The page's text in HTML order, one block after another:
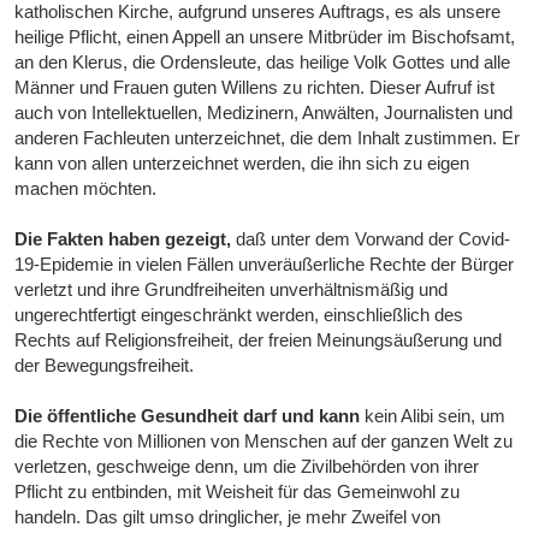
katholischen Kirche, aufgrund unseres Auftrags, es als unsere
heilige Pflicht, einen Appell an unsere Mitbrüder im Bischofsamt,
an den Klerus, die Ordensleute, das heilige Volk Gottes und alle
Männer und Frauen guten Willens zu richten. Dieser Aufruf ist
auch von Intellektuellen, Medizinern, Anwälten, Journalisten und
anderen Fachleuten unterzeichnet, die dem Inhalt zustimmen. Er
kann von allen unterzeichnet werden, die ihn sich zu eigen
machen möchten.
Die Fakten haben gezeigt, daß unter dem Vorwand der Covid-
19-Epidemie in vielen Fällen unveräußerliche Rechte der Bürger
verletzt und ihre Grundfreiheiten unverhältnismäßig und
ungerechtfertigt eingeschränkt werden, einschließlich des
Rechts auf Religionsfreiheit, der freien Meinungsäußerung und
der Bewegungsfreiheit.
Die öffentliche Gesundheit darf und kann kein Alibi sein, um
die Rechte von Millionen von Menschen auf der ganzen Welt zu
verletzen, geschweige denn, um die Zivilbehörden von ihrer
Pflicht zu entbinden, mit Weisheit für das Gemeinwohl zu
handeln. Das gilt umso dringlicher, je mehr Zweifel von